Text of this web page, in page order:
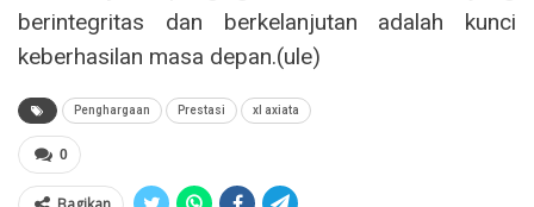
berintegritas dan berkelanjutan adalah kunci
keberhasilan masa depan.(ule)
Penghargaan Prestasi xl axiata
0